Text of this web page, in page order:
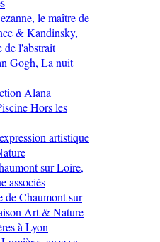
le maître de
& Kandinsky,
de l'abstrait
Gogh, La nuit
Alana
Hors les
artistique
sur Loire,
associés
de Chaumont sur
Art & Nature
à Lyon